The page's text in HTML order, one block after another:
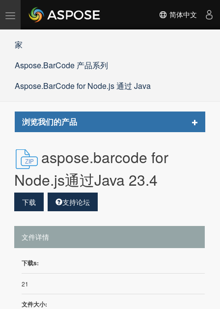
切
航
简体中文
家
Aspose.BarCode 产品系列
Aspose.BarCode for Node.js 通过 Java
浏览我们的产品
Toggle
aspose.barcode for
Node.js通过Java 23.4
下载 支持论坛
文件详情
下载s:
21
文件大小: